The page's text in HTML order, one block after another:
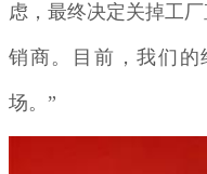
虑，最终决定关掉工
销商。目前，我们
场。”